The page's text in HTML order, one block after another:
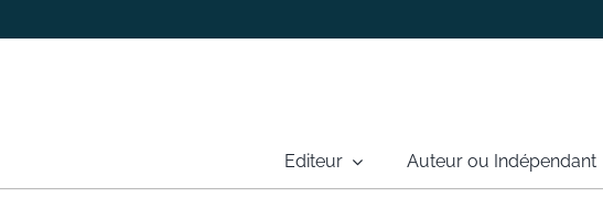
au
Editeur Auteur ou Indépendant